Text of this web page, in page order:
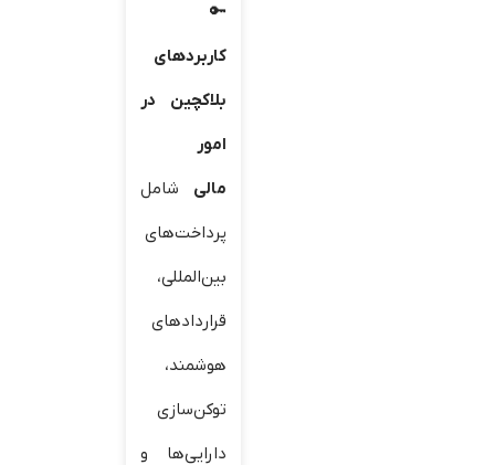
کاربردهای
بلاکچین در
امور
مالی شامل
پرداخت‌های
بین‌المللی،
قراردادهای
هوشمند،
توکن‌سازی
دارایی‌ها و